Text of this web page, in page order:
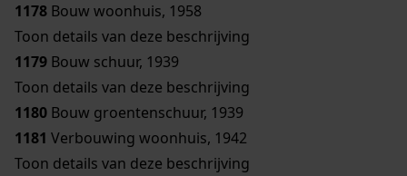
1178 Bouw woonhuis, 1958
Toon details van deze beschrijving
1179 Bouw schuur, 1939
Toon details van deze beschrijving
1180 Bouw groentenschuur, 1939
1181 Verbouwing woonhuis, 1942
Toon details van deze beschrijving